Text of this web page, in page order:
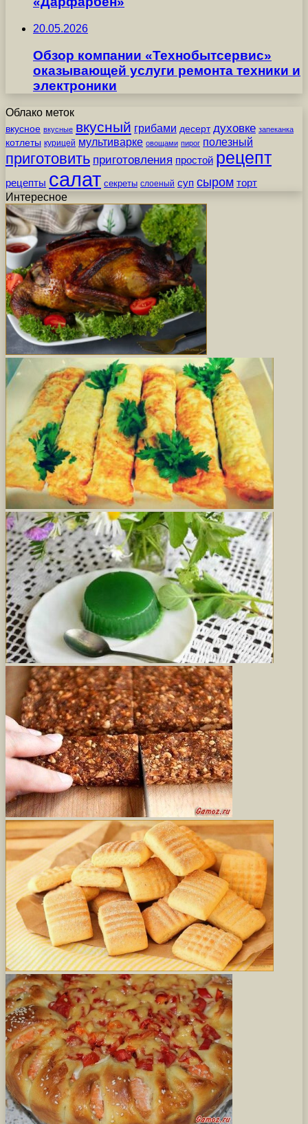
20.05.2026
Обзор компании «Технобытсервис»
оказывающей услуги ремонта техники и
электроники
Облако меток
вкусное вкусные вкусный грибами десерт духовке запеканка
котлеты курицей мультиварке овощами пирог полезный
приготовить приготовления простой рецепт
рецепты салат секреты слоеный суп сыром торт
Интересное